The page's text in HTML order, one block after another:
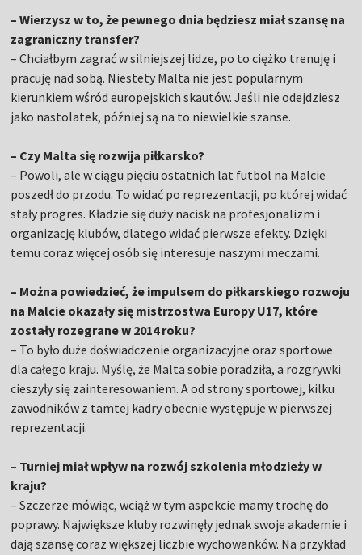
– Wierzysz w to, że pewnego dnia będziesz miał szansę na
zagraniczny transfer?
– Chciałbym zagrać w silniejszej lidze, po to ciężko trenuję i
pracuję nad sobą. Niestety Malta nie jest popularnym
kierunkiem wśród europejskich skautów. Jeśli nie odejdziesz
jako nastolatek, później są na to niewielkie szanse.
– Czy Malta się rozwija piłkarsko?
– Powoli, ale w ciągu pięciu ostatnich lat futbol na Malcie
poszedł do przodu. To widać po reprezentacji, po której widać
stały progres. Kładzie się duży nacisk na profesjonalizm i
organizację klubów, dlatego widać pierwsze efekty. Dzięki
temu coraz więcej osób się interesuje naszymi meczami.
– Można powiedzieć, że impulsem do piłkarskiego rozwoju
na Malcie okazały się mistrzostwa Europy U17, które
zostały rozegrane w 2014 roku?
– To było duże doświadczenie organizacyjne oraz sportowe
dla całego kraju. Myślę, że Malta sobie poradziła, a rozgrywki
cieszyły się zainteresowaniem. A od strony sportowej, kilku
zawodników z tamtej kadry obecnie występuje w pierwszej
reprezentacji.
– Turniej miał wpływ na rozwój szkolenia młodzieży w
kraju?
– Szczerze mówiąc, wciąż w tym aspekcie mamy trochę do
poprawy. Największe kluby rozwinęły jednak swoje akademie i
dają szansę coraz większej liczbie wychowanków. Na przykład